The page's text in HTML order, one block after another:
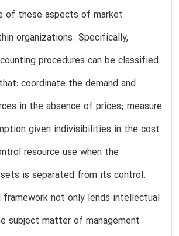
of these aspects of market
organizations. Specifically,
procedures can be classified
coordinate the demand and
in the absence of prices; measure
given indivisibilities in the cost
resource use when the
is separated from its control.
framework not only lends intellectual
subject matter of management